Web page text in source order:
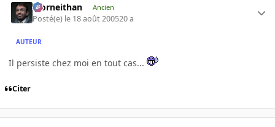
Morneithan Ancien
Posté(e) le 18 août 200520 a
AUTEUR
Il persiste chez moi en tout cas...
Citer